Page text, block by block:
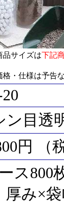
品サイズは下記
格・仕様は予告
ン目透
円 （
ス800
厚み×